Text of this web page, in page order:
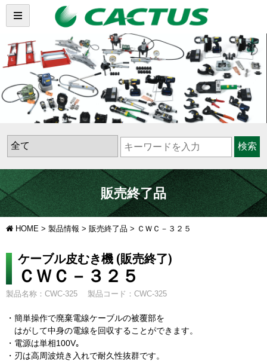
検索
販売終了品
HOME > 製品情報 > 販売終了品 > ＣＷＣ－３２５
ケーブル皮むき機 (販売終了)
ＣＷＣ－３２５
製品名称：CWC-325 製品コード：CWC-325
・簡単操作で廃棄電線ケーブルの被覆部を
はがして中身の電線を回収することができます。
・電源は単相100V｡
・刃は高周波焼き入れで耐久性抜群です。